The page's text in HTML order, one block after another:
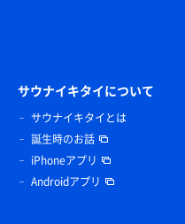
サウナイキタイについて
サウナイキタイとは
誕生時のお話
iPhoneアプリ
Androidアプリ